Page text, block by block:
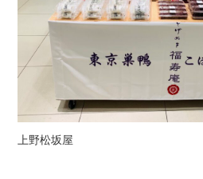
上野松坂屋